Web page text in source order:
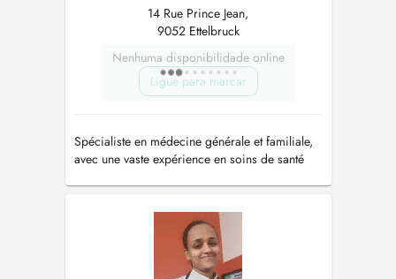
14 Rue Prince Jean,
9052 Ettelbruck
Nenhuma disponibilidade online
Ligue para marcar
Spécialiste en médecine générale et familiale,
avec une vaste expérience en soins de santé